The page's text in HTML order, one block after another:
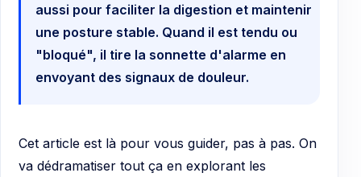
aussi pour faciliter la digestion et maintenir
une posture stable. Quand il est tendu ou
"bloqué", il tire la sonnette d'alarme en
envoyant des signaux de douleur.
Cet article est là pour vous guider, pas à pas. On
va dédramatiser tout ça en explorant les